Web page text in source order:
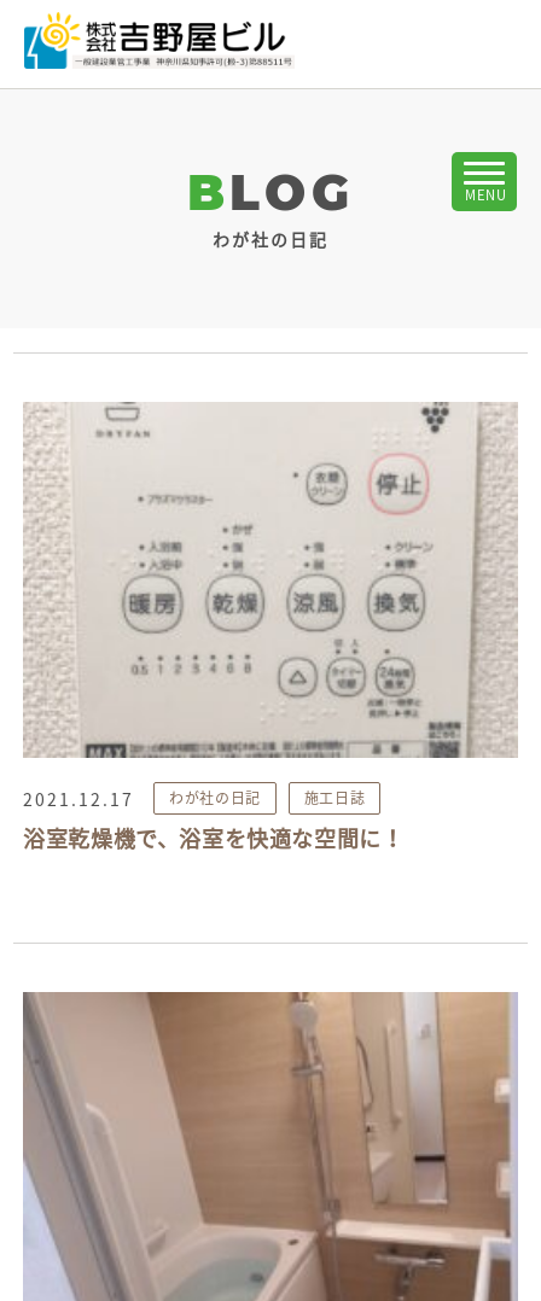
BLOG
わが社の日記
2021.12.17 わが社の日記 施工日誌
浴室乾燥機で、浴室を快適な空間に！